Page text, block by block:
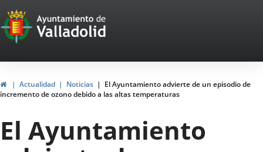
Portal
Web
del
Ayuntamiento
de
Valladolid
InicioActualidad Noticias
El Ayuntamiento advierte de un episodio de
incremento de ozono debido a las altas temperaturas
El Ayuntamiento